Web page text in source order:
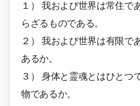
１） 我および世界は常住で
らざるものである。
２） 我および世界は有限で
あるか。
３） 身体と霊魂とはひとつ
物であるか。